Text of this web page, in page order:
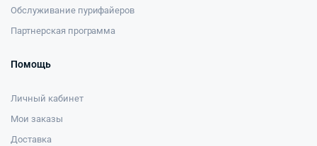
Обслуживание пурифайеров
Партнерская программа
Помощь
Личный кабинет
Мои заказы
Доставка